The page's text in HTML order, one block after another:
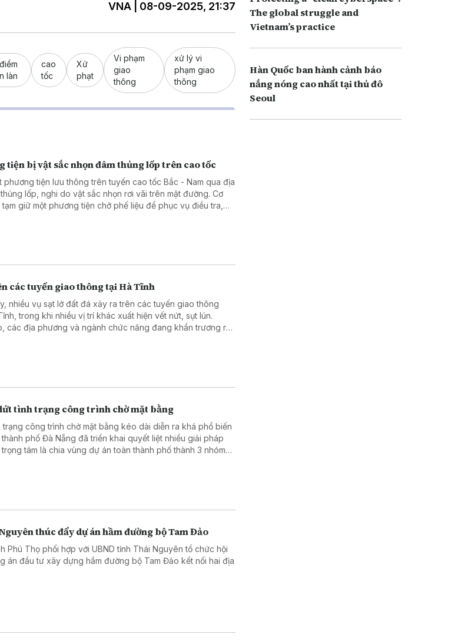
VNA | 08-09-2025, 21:37
làn
cao
tốc
Xử
phạt
Vi phạm
giao
thông
xử lý vi
phạm giao
thông
tiện bị vật sắc nhọn đâm thủng lốp trên cao tốc
tiện lưu thông trên tuyến cao tốc Bắc - Nam qua địa
lốp, nghi do vật sắc nhọn rơi vãi trên mặt đường. Cơ
giữ một phương tiện chở phế liệu để phục vụ điều tra,
các tuyến giao thông tại Hà Tĩnh
nhiều vụ sạt lở đất đá xảy ra trên các tuyến giao thông
trong khi nhiều vị trí khác xuất hiện vết nứt, sụt lún.
các địa phương và ngành chức năng đang khẩn trương rà
tình trạng công trình chờ mặt bằng
trạng công trình chờ mặt bằng kéo dài diễn ra khá phổ biến
phố Đà Nẵng đã triển khai quyết liệt nhiều giải pháp
tâm là chia vùng dự án toàn thành phố thành 3 nhóm
thúc đẩy dự án hầm đường bộ Tam Đảo
Phú Thọ phối hợp với UBND tỉnh Thái Nguyên tổ chức hội
án đầu tư xây dựng hầm đường bộ Tam Đảo kết nối hai địa
The global struggle and
Vietnam’s practice
Hàn Quốc ban hành cảnh báo
nắng nóng cao nhất tại thủ đô
Seoul